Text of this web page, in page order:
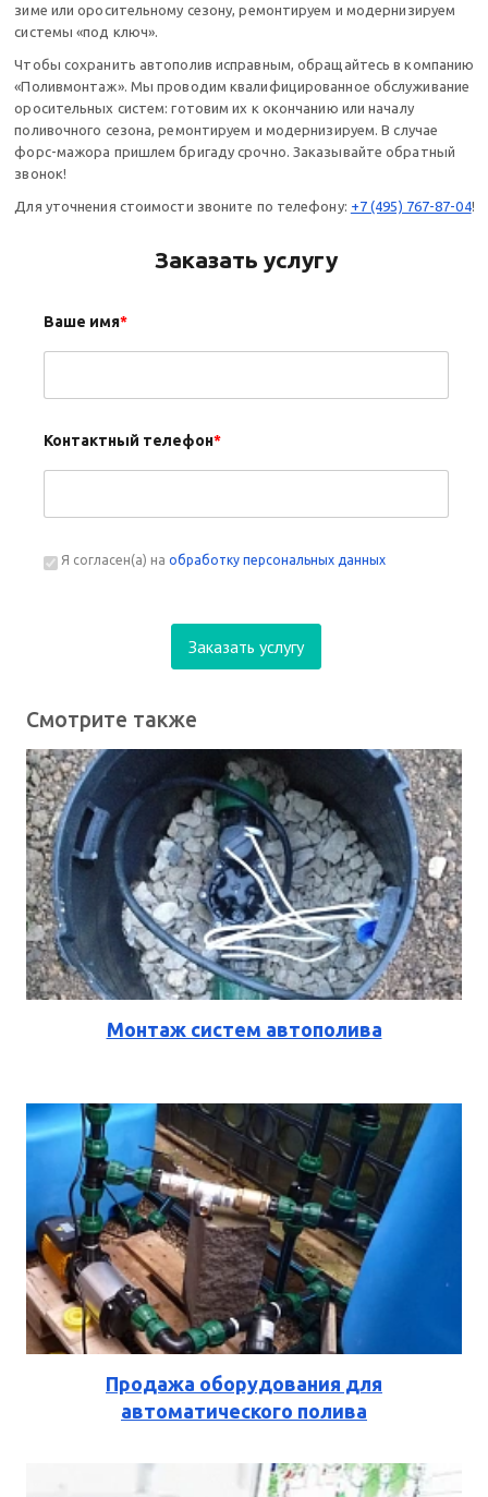
зиме или оросительному сезону, ремонтируем и модернизируем
системы «под ключ».
Чтобы сохранить автополив исправным, обращайтесь в компанию
«Поливмонтаж». Мы проводим квалифицированное обслуживание
оросительных систем: готовим их к окончанию или началу
поливочного сезона, ремонтируем и модернизируем. В случае
форс-мажора пришлем бригаду срочно. Заказывайте обратный
звонок!
Для уточнения стоимости звоните по телефону: +7 (495) 767-87-04!
Заказать услугу
Ваше имя*
Контактный телефон*
Я согласен(а) на обработку персональных данных
Смотрите также
Монтаж систем автополива
Продажа оборудования для
автоматического полива